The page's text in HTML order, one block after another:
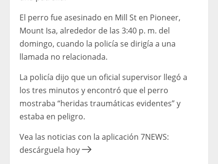
El perro fue asesinado en Mill St en Pioneer,
Mount Isa, alrededor de las 3:40 p. m. del
domingo, cuando la policía se dirigía a una
llamada no relacionada.
La policía dijo que un oficial supervisor llegó a
los tres minutos y encontró que el perro
mostraba “heridas traumáticas evidentes” y
estaba en peligro.
Vea las noticias con la aplicación 7NEWS:
descárguela hoy